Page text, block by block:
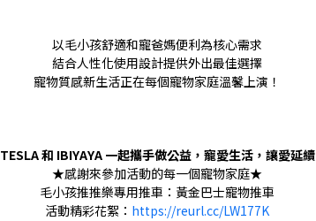
以毛小孩舒適和寵爸媽便利為核心需求
結合人性化使用設計提供外出最佳選擇
寵物質感新生活正在每個寵物家庭溫馨上演！
TESLA 和 IBIYAYA 一起攜手做公益，寵愛生活，讓愛延續
★感謝來參加活動的每一個寵物家庭★
毛小孩推推樂專用推車： 黃金巴士寵物推車
活動精彩花絮： https://reurl.cc/LW177K